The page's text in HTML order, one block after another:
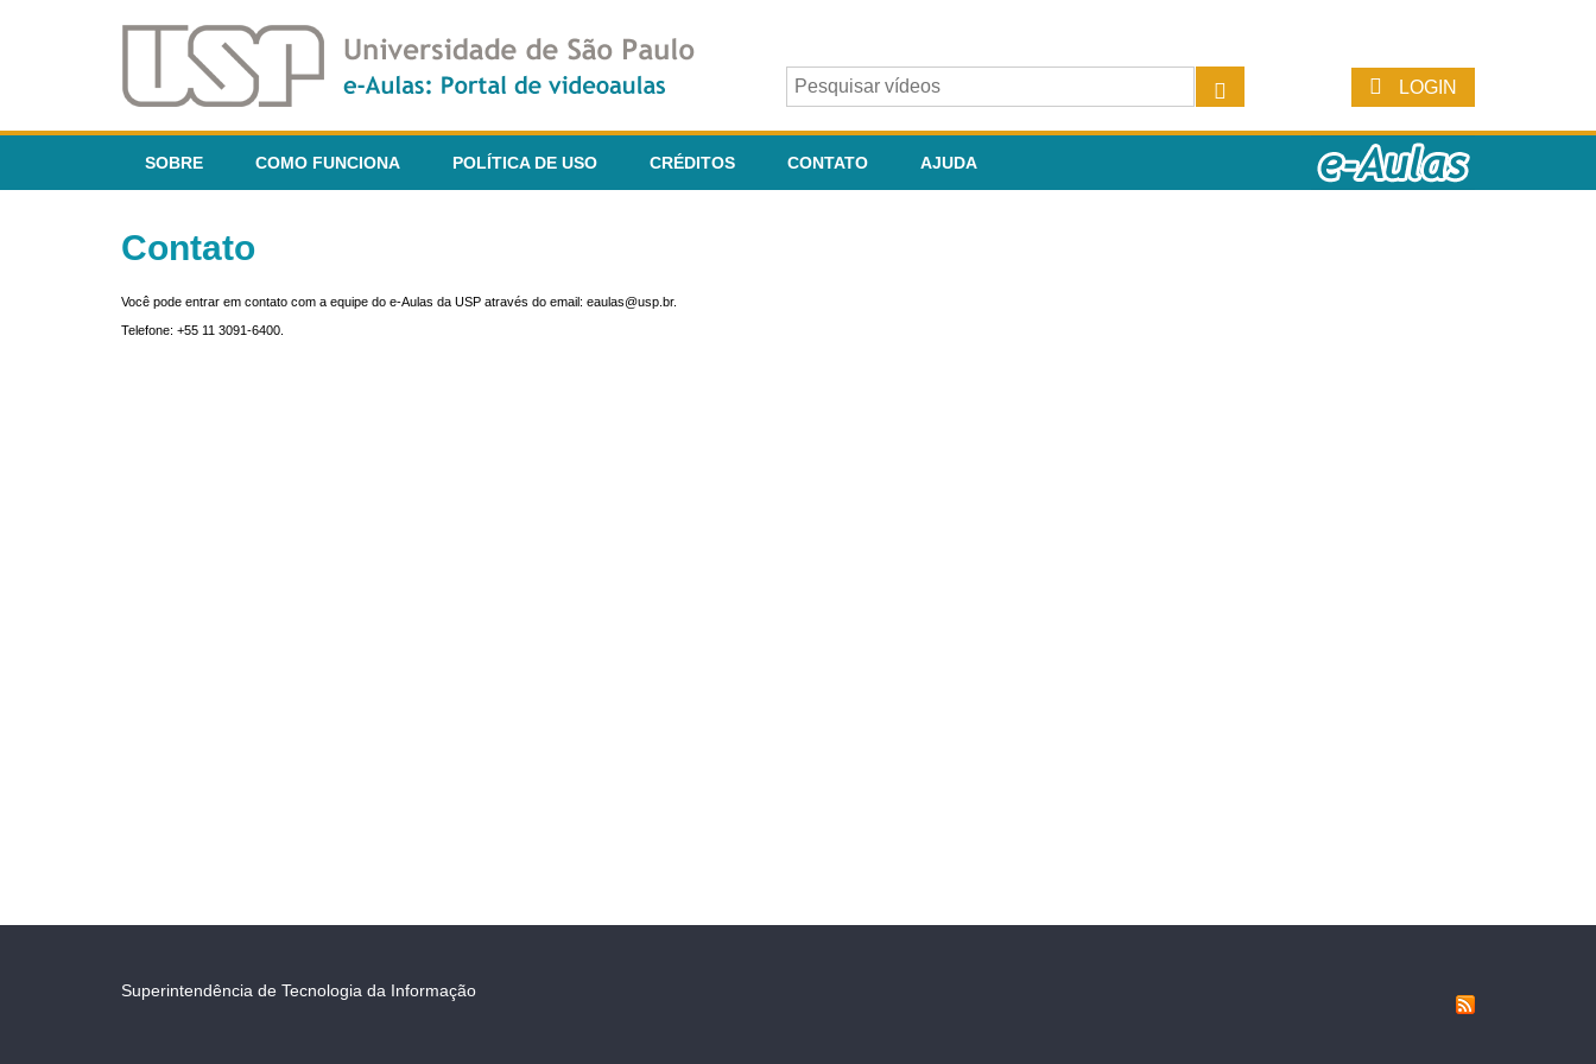
LOGIN
SOBRE COMO FUNCIONA POLÍTICA DE USO CRÉDITOS CONTATO AJUDA
Contato
Você pode entrar em contato com a equipe do e-Aulas da USP através do email: eaulas@usp.br.
Telefone: +55 11 3091-6400.
Superintendência de Tecnologia da Informação